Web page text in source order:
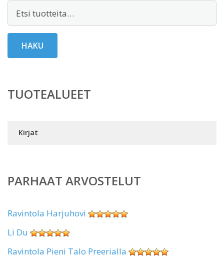
HAKU
TUOTEALUEET
Kirjat
PARHAAT ARVOSTELUT
Ravintola Harjuhovi
Li Du
Ravintola Pieni Talo Preerialla